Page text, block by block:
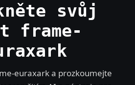
svůj
frame-
euraxark a prozkoumejte